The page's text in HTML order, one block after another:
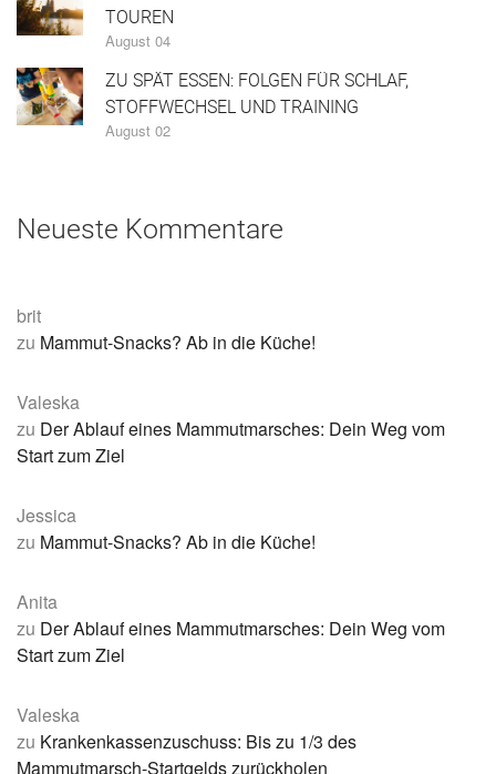
TOUREN
August 04
ZU SPÄT ESSEN: FOLGEN FÜR SCHLAF,
STOFFWECHSEL UND TRAINING
August 02
Neueste Kommentare
brit
zu Mammut-Snacks? Ab in die Küche!
Valeska
zu Der Ablauf eines Mammutmarsches: Dein Weg vom
Start zum Ziel
Jessica
zu Mammut-Snacks? Ab in die Küche!
Anita
zu Der Ablauf eines Mammutmarsches: Dein Weg vom
Start zum Ziel
Valeska
zu Krankenkassenzuschuss: Bis zu 1/3 des
Mammutmarsch-Startgelds zurückholen